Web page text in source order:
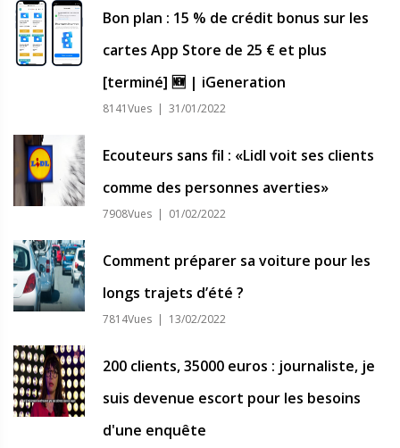
Bon plan : 15 % de crédit bonus sur les
cartes App Store de 25 € et plus
[terminé] 🆕 | iGeneration
8141Vues | 31/01/2022
Ecouteurs sans fil : «Lidl voit ses clients
comme des personnes averties»
7908Vues | 01/02/2022
Comment préparer sa voiture pour les
longs trajets d’été ?
7814Vues | 13/02/2022
200 clients, 35000 euros : journaliste, je
suis devenue escort pour les besoins
d'une enquête